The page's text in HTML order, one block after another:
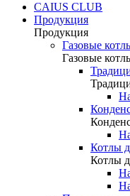
CAIUS CLUB
Продукция
Продукция
Газовые
Газовые
Котлы
Котлы